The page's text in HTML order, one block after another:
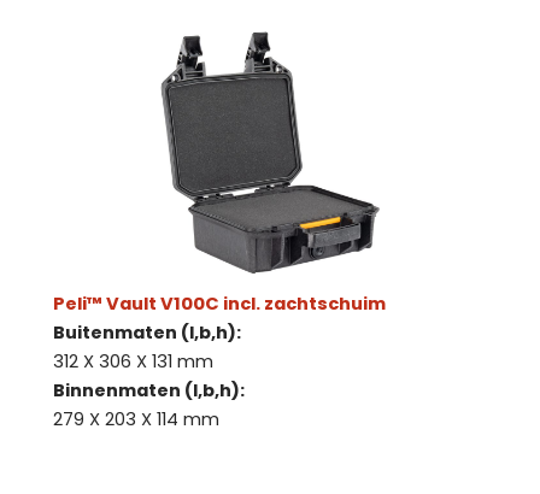
Peli™ Vault V100C incl. zachtschuim
Buitenmaten (l,b,h):
312 X 306 X 131 mm
Binnenmaten (l,b,h):
279 X 203 X 114 mm